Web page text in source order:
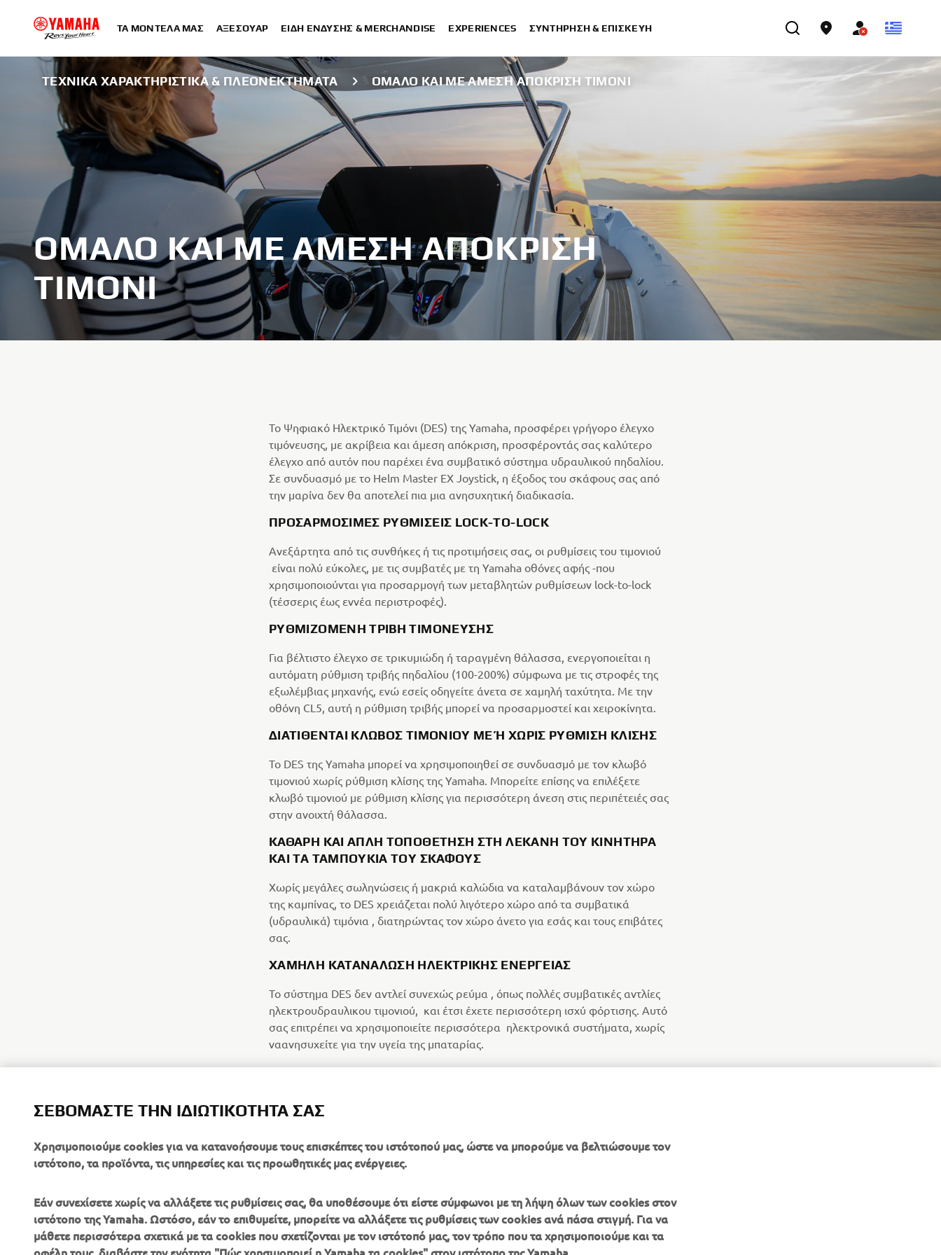
ΤΑ ΜΟΝΤΈΛΑ ΜΑΣ ΑΞΕΣΟΥΆΡ ΕΊΔΗ ΈΝΔΥΣΗΣ & MERCHANDISE EXPERIENCES ΣΥΝΤΉΡΗΣΗ & ΕΠΙΣΚΕΥΉ
ΤΕΧΝΙΚΆ ΧΑΡΑΚΤΗΡΙΣΤΙΚΆ & ΠΛΕΟΝΕΚΤΉΜΑΤΑ ΟΜΑΛΌ ΚΑΙ ΜΕ ΆΜΕΣΗ ΑΠΌΚΡΙΣΗ ΤΙΜΌΝΙ
ΟΜΑΛΌ ΚΑΙ ΜΕ ΆΜΕΣΗ ΑΠΌΚΡΙΣΗ
ΤΙΜΌΝΙ
Το Ψηφιακό Ηλεκτρικό Τιμόνι (DES) της Yamaha, προσφέρει γρήγορο έλεγχο
τιμόνευσης, με ακρίβεια και άμεση απόκριση, προσφέροντάς σας καλύτερο
έλεγχο από αυτόν που παρέχει ένα συμβατικό σύστημα υδραυλικού πηδαλίου.
Σε συνδυασμό με το Helm Master EX Joystick, η έξοδος του σκάφους σας από
την μαρίνα δεν θα αποτελεί πια μια ανησυχητική διαδικασία.
ΠΡΟΣΑΡΜΌΣΙΜΕΣ ΡΥΘΜΊΣΕΙΣ LOCK-TO-LOCK
Ανεξάρτητα από τις συνθήκες ή τις προτιμήσεις σας, οι ρυθμίσεις του τιμονιού
είναι πολύ εύκολες, με τις συμβατές με τη Yamaha οθόνες αφής -που
χρησιμοποιούνται για προσαρμογή των μεταβλητών ρυθμίσεων lock-to-lock
(τέσσερις έως εννέα περιστροφές).
ΡΥΘΜΙΖΌΜΕΝΗ ΤΡΙΒΉ ΤΙΜΟΝΕΥΣΗΣ
Για βέλτιστο έλεγχο σε τρικυμιώδη ή ταραγμένη θάλασσα, ενεργοποιείται η
αυτόματη ρύθμιση τριβής πηδαλίου (100-200%) σύμφωνα με τις στροφές της
εξωλέμβιας μηχανής, ενώ εσείς οδηγείτε άνετα σε χαμηλή ταχύτητα. Με την
οθόνη CL5, αυτή η ρύθμιση τριβής μπορεί να προσαρμοστεί και χειροκίνητα.
ΔΙΑΤΊΘΕΝΤΑΙ ΚΛΩΒΌΣ ΤΙΜΟΝΙΟΎ ΜΕ Ή ΧΩΡΊΣ ΡΎΘΜΙΣΗ ΚΛΊΣΗΣ
Το DES της Yamaha μπορεί να χρησιμοποιηθεί σε συνδυασμό με τον κλωβό
τιμονιού χωρίς ρύθμιση κλίσης της Yamaha. Μπορείτε επίσης να επιλέξετε
κλωβό τιμονιού με ρύθμιση κλίσης για περισσότερη άνεση στις περιπέτειές σας
στην ανοιχτή θάλασσα.
ΚΑΘΑΡΉ ΚΑΙ ΑΠΛΉ ΤΟΠΟΘΈΤΗΣΗ ΣΤΗ ΛΕΚΆΝΗ ΤΟΥ ΚΙΝΗΤΉΡΑ
ΚΑΙ ΤΑ ΤΑΜΠΟΎΚΙΑ ΤΟΥ ΣΚΆΦΟΥΣ
Χωρίς μεγάλες σωληνώσεις ή μακριά καλώδια να καταλαμβάνουν τον χώρο
της καμπίνας, το DES χρειάζεται πολύ λιγότερο χώρο από τα συμβατικά
(υδραυλικά) τιμόνια , διατηρώντας τον χώρο άνετο για εσάς και τους επιβάτες
σας.
ΧΑΜΗΛΉ ΚΑΤΑΝΆΛΩΣΗ ΗΛΕΚΤΡΙΚΉΣ ΕΝΈΡΓΕΙΑΣ
Το σύστημα DES δεν αντλεί συνεχώς ρεύμα , όπως πολλές συμβατικές αντλίες
ηλεκτρουδραυλικου τιμονιού, και έτσι έχετε περισσότερη ισχύ φόρτισης. Αυτό
σας επιτρέπει να χρησιμοποιείτε περισσότερα ηλεκτρονικά συστήματα, χωρίς
ναανησυχείτε για την υγεία της μπαταρίας.
ΣΕΒΌΜΑΣΤΕ ΤΗΝ ΙΔΙΩΤΙΚΌΤΗΤΆ ΣΑΣ
Χρησιμοποιούμε cookies για να κατανοήσουμε τους επισκέπτες του ιστότοπού μας, ώστε να μπορούμε να βελτιώσουμε τον
ιστότοπο, τα προϊόντα, τις υπηρεσίες και τις προωθητικές μας ενέργειες.
Εάν συνεχίσετε χωρίς να αλλάξετε τις ρυθμίσεις σας, θα υποθέσουμε ότι είστε σύμφωνοι με τη λήψη όλων των cookies στον
ιστότοπο της Yamaha. Ωστόσο, εάν το επιθυμείτε, μπορείτε να αλλάξετε τις ρυθμίσεις των cookies ανά πάσα στιγμή. Για να
μάθετε περισσότερα σχετικά με τα cookies που σχετίζονται με τον ιστότοπό μας, τον τρόπο που τα χρησιμοποιούμε και τα